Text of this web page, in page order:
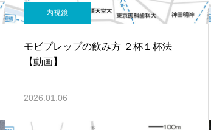
内視鏡
モビプレップの飲み方 ２杯１杯法
【動画】
2026.01.06